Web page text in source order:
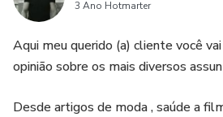
3 Ano Hotmarter
Aqui meu querido (a) cliente você
opinião sobre os mais diversos
Desde artigos de moda , saúde a